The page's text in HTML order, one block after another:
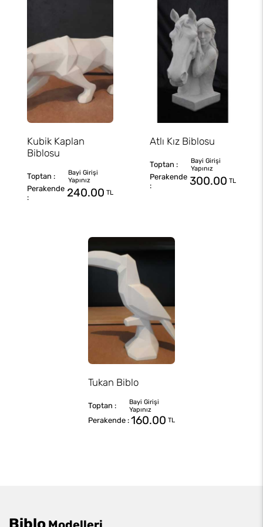
Kubik Kaplan
Biblosu
240.00 TL
Atlı Kız Biblosu
300.00 TL
Tukan Biblo
160.00 TL